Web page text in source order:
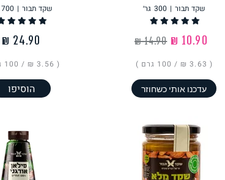
ללא גלוטן
שניצל ונאגטס שכולנו
אוהבים
300 גר׳ | שקד תבור
‏14.90 ₪
( ‏3.63 ₪ / 100 גרם )
עדכנו אותי כשחוזר
700 | שקד תבור
( ‏3.56 ₪ / 100 גרם
הוסיפו